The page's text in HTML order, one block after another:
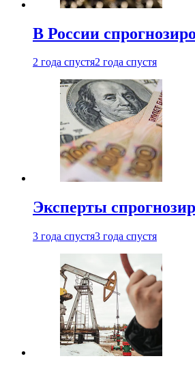
В России
2 года спустя2 года спустя
Эксперты
3 года спустя3 года спустя